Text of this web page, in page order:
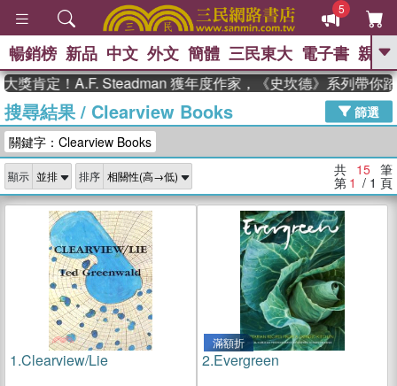
5
GO
熱搜： 東野圭吾 The Odyssey 、
父親節 、 如果歷史是一群喵 、 暑期
念華 、 台灣的李登輝時代 、 數學女
孩：黎曼猜想
偉大的迷走神經
暢銷榜 新品 中文 外文 簡體 三民東大 電子書 親子
肯定！A.F. Steadman 獲年度作家，《史坎德》系列帶你踏
搜尋結果/ Clearview Books
篩選
關鍵字：Clearview Books
顯示 排序 共 15 筆
第 1 / 1 頁
1.Clearview/Lie
滿額折
2.Evergreen